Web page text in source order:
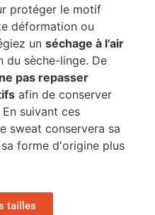
protéger le motif
déformation ou
un séchage à l'air
sèche-linge. De
ne pas repasser
afin de conserver
suivant ces
sweat conservera sa
forme d'origine plus
tailles